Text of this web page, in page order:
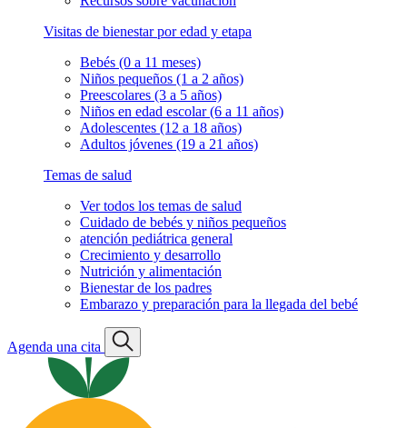
Visitas de bienestar por edad y etapa
Bebés (0 a 11 meses)
Niños pequeños (1 a 2 años)
Preescolares (3 a 5 años)
Niños en edad escolar (6 a 11 años)
Adolescentes (12 a 18 años)
Adultos jóvenes (19 a 21 años)
Temas de salud
Ver todos los temas de salud
Cuidado de bebés y niños pequeños
atención pediátrica general
Crecimiento y desarrollo
Nutrición y alimentación
Bienestar de los padres
Embarazo y preparación para la llegada del bebé
Agenda una cita